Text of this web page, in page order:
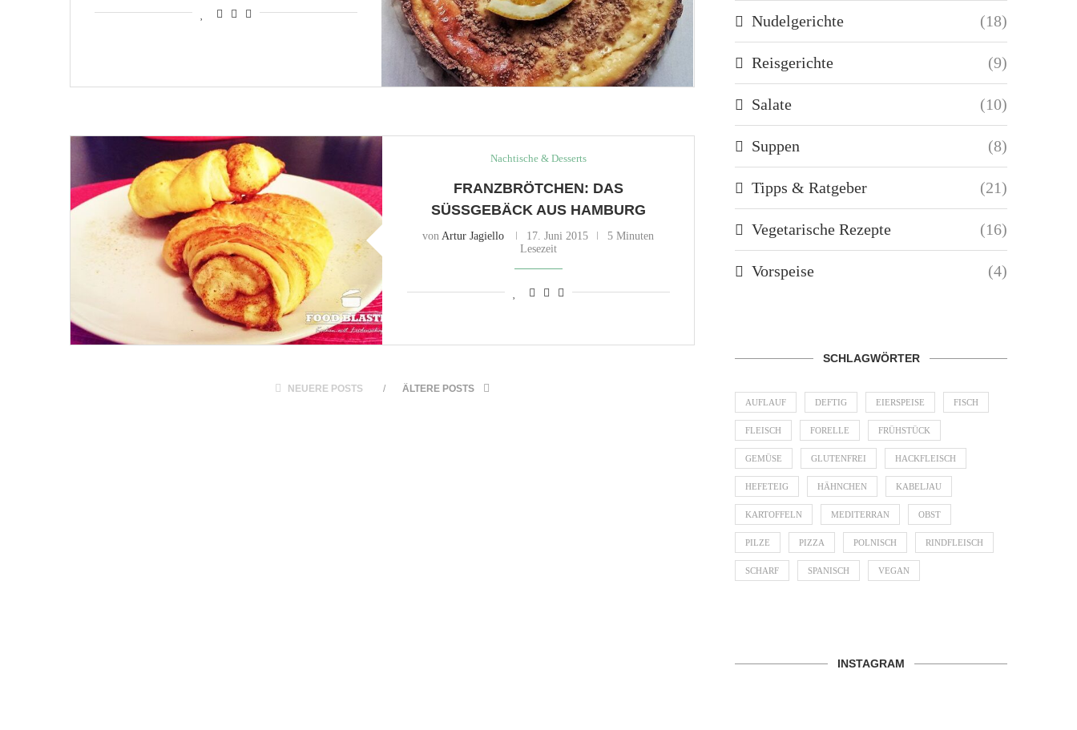
Nachtische & Desserts
FRANZBRÖTCHEN: DAS
SÜSSGEBÄCK AUS HAMBURG
vonArtur Jagiello 17. Juni 2015
5 Minuten
Lesezeit
NEUERE POSTS ÄLTERE POSTS
Nudelgerichte (18)
Reisgerichte (9)
Salate (10)
Suppen (8)
Tipps & Ratgeber (21)
Vegetarische Rezepte (16)
Vorspeise (4)
SCHLAGWÖRTER
AUFLAUF DEFTIG EIERSPEISE FISCH
FLEISCH FORELLE FRÜHSTÜCK
GEMÜSE GLUTENFREI HACKFLEISCH
HEFETEIG HÄHNCHEN KABELJAU
KARTOFFELN MEDITERRAN OBST
PILZE PIZZA POLNISCH RINDFLEISCH
SCHARF SPANISCH VEGAN
INSTAGRAM